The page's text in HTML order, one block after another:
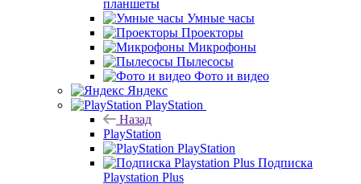
планшеты
Умные часы
Проекторы
Микрофоны
Пылесосы
Фото и видео
Яндекс
PlayStation
Назад
PlayStation
PlayStation
Подписка
Playstation Plus